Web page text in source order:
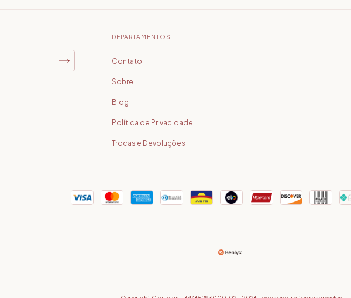
DEPARTAMENTOS
Contato
Sobre
Blog
Política de Privacidade
Trocas e Devoluções